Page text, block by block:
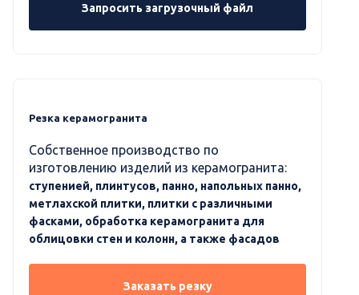
Запросить загрузочный файл
Резка керамогранита
Собственное производство по
изготовлению изделий из керамогранита:
ступенией, плинтусов, панно, напольных панно,
метлахской плитки, плитки с различными
фасками, обработка керамогранита для
облицовки стен и колонн, а также фасадов
Заказать резку